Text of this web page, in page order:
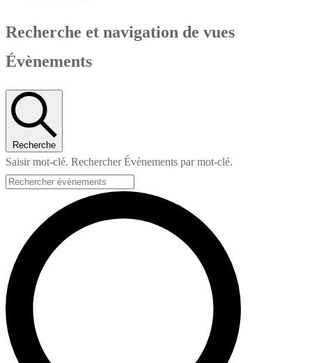
Recherche et navigation de vues
Évènements
Recherche
Saisir mot-clé. Rechercher Évènements par mot-clé.